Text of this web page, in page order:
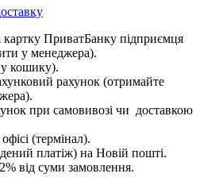
картку ПриватБанку підприємця
у менеджера).
кошику).
рахунок (отримайте
при самовивозі чи доставкою
(термінал).
платіж) на Новій пошті.
від суми замовлення.